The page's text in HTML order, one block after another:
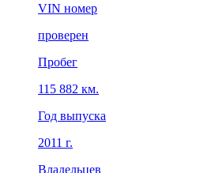
VIN номер
проверен
Пробег
115 882 км.
Год выпуска
2011 г.
Владельцев